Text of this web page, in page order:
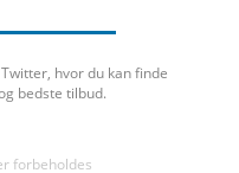
hvor du kan finde
bedste tilbud.
forbeholdes